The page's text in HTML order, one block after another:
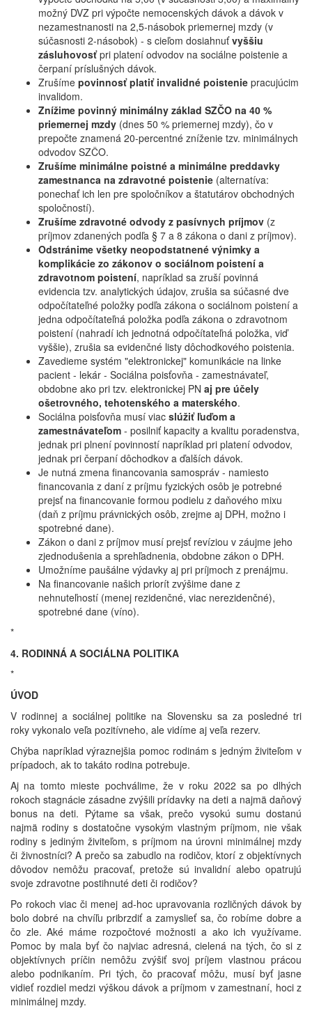
možný DVZ pri výpočte nemocenských dávok a dávok v
nezamestnanosti na 2,5-násobok priemernej mzdy (v
súčasnosti 2-násobok) - s cieľom dosiahnuťvyššiu
zásluhovosťpri platení odvodov na sociálne poistenie a
čerpaní príslušných dávok.
Zrušíme povinnosť platiť invalidné poistenie pracujúcim
invalidom.
Znížime povinný minimálny základ SZČO na 40 %
priemernej mzdy (dnes 50 % priemernej mzdy), čo v
prepočte znamená 20-percentné zníženie tzv. minimálnych
odvodov SZČO.
Zrušíme minimálne poistné a minimálne preddavky
zamestnanca na zdravotné poistenie (alternatíva:
ponechať ich len pre spoločníkov a štatutárov obchodných
spoločností).
Zrušíme zdravotné odvody z pasívnych príjmov (z
príjmov zdanených podľa § 7 a 8 zákona o dani z príjmov).
Odstránime všetky neopodstatnené výnimky a
komplikácie zo zákonov o sociálnom poistení a
zdravotnom poistení, napríklad sa zruší povinná
evidencia tzv. analytických údajov, zrušia sa súčasné dve
odpočítateľné položky podľa zákona o sociálnom poistení a
jedna odpočítateľná položka podľa zákona o zdravotnom
poistení (nahradí ich jednotná odpočítateľná položka, viď
vyššie), zrušia sa evidenčné listy dôchodkového poistenia.
Zavedieme systém "elektronickej" komunikácie na linke
pacient - lekár - Sociálna poisťovňa - zamestnávateľ,
obdobne ako pri tzv. elektronickej PN aj pre účely
ošetrovného, tehotenského a materského.
Sociálna poisťovňa musí viac slúžiť ľuďom a
zamestnávateľom - posilniť kapacity a kvalitu poradenstva,
jednak pri plnení povinností napríklad pri platení odvodov,
jednak pri čerpaní dôchodkov a ďalších dávok.
Je nutná zmena financovania samospráv - namiesto
financovania z daní z príjmu fyzických osôb je potrebné
prejsť na financovanie formou podielu z daňového mixu
(daň z príjmu právnických osôb, zrejme aj DPH, možno i
spotrebné dane).
Zákon o dani z príjmov musí prejsť revíziou v záujme jeho
zjednodušenia a sprehľadnenia, obdobne zákon o DPH.
Umožníme paušálne výdavky aj pri príjmoch z prenájmu.
Na financovanie našich priorít zvýšime dane z
nehnuteľností (menej rezidenčné, viac nerezidenčné),
spotrebné dane (víno).
*
4. RODINNÁ A SOCIÁLNA POLITIKA
*
ÚVOD
V rodinnej a sociálnej politike na Slovensku sa za posledné tri
roky vykonalo veľa pozitívneho, ale vidíme aj veľa rezerv.
Chýba napríklad výraznejšia pomoc rodinám s jedným živiteľom v
prípadoch, ak to takáto rodina potrebuje.
Aj na tomto mieste pochválime, že v roku 2022 sa po dlhých
rokoch stagnácie zásadne zvýšili prídavky na deti a najmä daňový
bonus na deti. Pýtame sa však, prečo vysokú sumu dostanú
najmä rodiny s dostatočne vysokým vlastným príjmom, nie však
rodiny s jediným živiteľom, s príjmom na úrovni minimálnej mzdy
či živnostníci? A prečo sa zabudlo na rodičov, ktorí z objektívnych
dôvodov nemôžu pracovať, pretože sú invalidní alebo opatrujú
svoje zdravotne postihnuté deti či rodičov?
Po rokoch viac či menej ad-hoc upravovania rozličných dávok by
bolo dobré na chvíľu pribrzdiť a zamyslieť sa, čo robíme dobre a
čo zle. Aké máme rozpočtové možnosti a ako ich využívame.
Pomoc by mala byť čo najviac adresná, cielená na tých, čo si z
objektívnych príčin nemôžu zvýšiť svoj príjem vlastnou prácou
alebo podnikaním. Pri tých, čo pracovať môžu, musí byť jasne
vidieť rozdiel medzi výškou dávok a príjmom v zamestnaní, hoci z
minimálnej mzdy.